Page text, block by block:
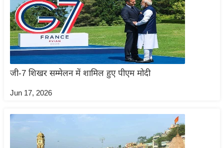
क्नॉ
लॉ
जी
ब्यू
/
न
जी-7 शिखर सम्मेलन में शामिल हुए पीएम मोदी
Jun 17, 2026